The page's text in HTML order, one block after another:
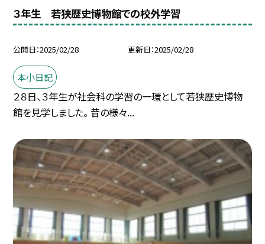
３年生 若狭歴史博物館での校外学習
公開日 2025/02/28 更新日 2025/02/28
本小日記
２８日、３年生が社会科の学習の一環として若狭歴史博物
館を見学しました。 昔の様々...